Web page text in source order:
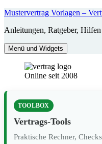
Zum
springen
Mustervertrag Vorlagen –
Anleitungen, Ratgeber,
Menü und Widgets
Online seit 2008
TOOLBOX
Vertrags-Tools
Praktische Rechner,